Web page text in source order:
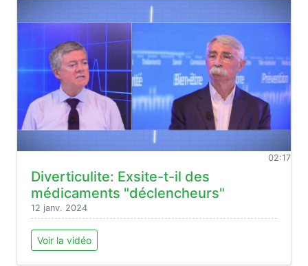
02:17
Diverticulite: Exsite-t-il des
médicaments "déclencheurs"
12 janv. 2024
Voir la vidéo